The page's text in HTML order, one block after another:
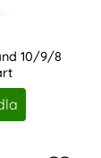
10/9/8